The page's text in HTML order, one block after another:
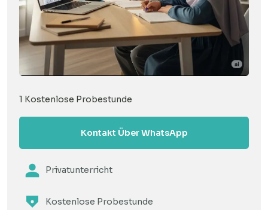
1 Kostenlose Probestunde
Kontakt Über WhatsApp
Privatunterricht
Kostenlose Probestunde